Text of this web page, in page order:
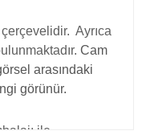
Ayrıca
Cam
arasındaki
görünür.